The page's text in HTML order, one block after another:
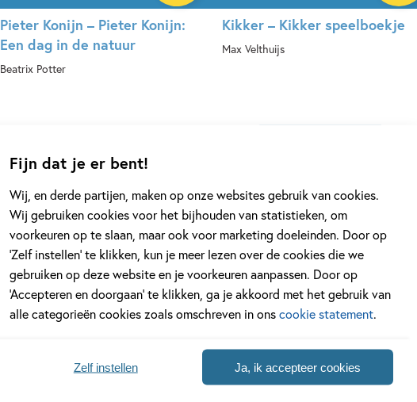
Fijn dat je er bent!
Wij, en derde partijen, maken op onze websites gebruik van cookies.
Wij gebruiken cookies voor het bijhouden van statistieken, om
voorkeuren op te slaan, maar ook voor marketing doeleinden. Door op
‘Zelf instellen’ te klikken, kun je meer lezen over de cookies die we
gebruiken op deze website en je voorkeuren aanpassen. Door op
‘Accepteren en doorgaan’ te klikken, ga je akkoord met het gebruik van
alle categorieën cookies zoals omschreven in onscookie statement.
Ja, ik accepteer cookies
Zelf instellen
Pieter Konijn – Pieter Konijn:
Een dag in de natuur
Beatrix Potter
Kikker – Kikker speelboekje
Max Velthuijs
uitdeelboekjes
10 00
Grappige en ondeugende
rijmprentenboeken – Hallo,